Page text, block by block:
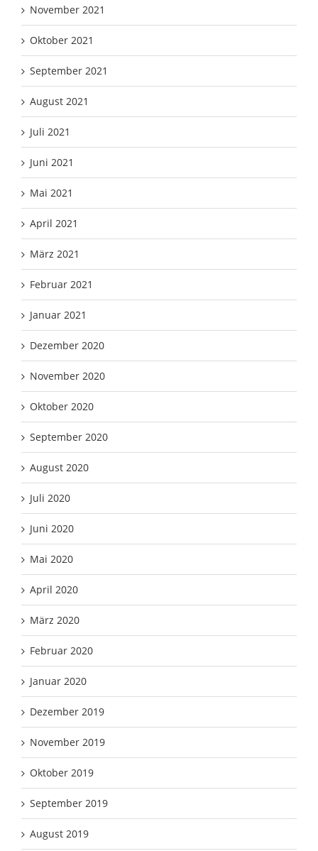
November 2021
Oktober 2021
September 2021
August 2021
Juli 2021
Juni 2021
Mai 2021
April 2021
März 2021
Februar 2021
Januar 2021
Dezember 2020
November 2020
Oktober 2020
September 2020
August 2020
Juli 2020
Juni 2020
Mai 2020
April 2020
März 2020
Februar 2020
Januar 2020
Dezember 2019
November 2019
Oktober 2019
September 2019
August 2019